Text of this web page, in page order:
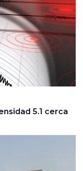
5.1 cerca